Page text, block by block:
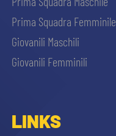
Prima Squadra Femminile
Giovanili Maschili
Giovanili Femminili
LINKS